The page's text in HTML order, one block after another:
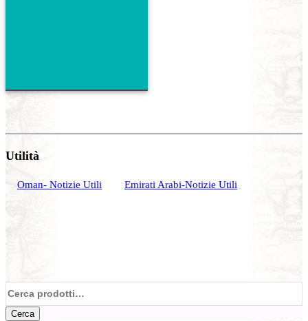
Utilità
Oman- Notizie Utili Emirati Arabi-Notizie Utili
Cerca:
Cerca